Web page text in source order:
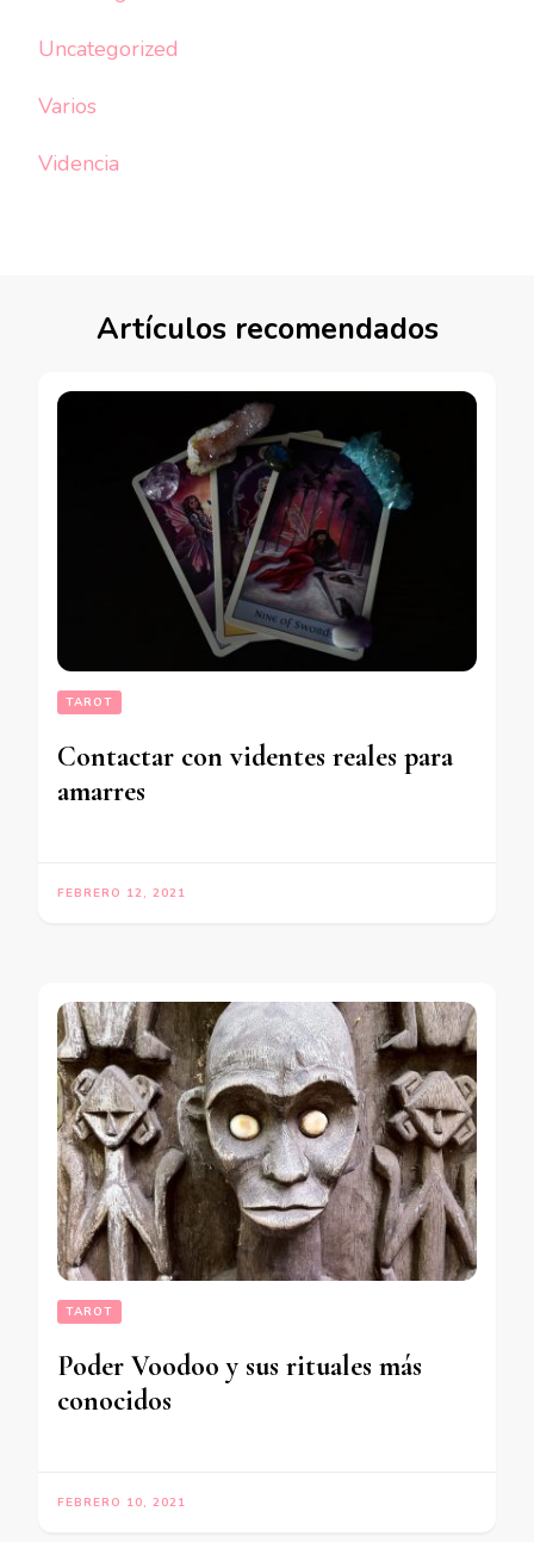
Uncategorized
Varios
Videncia
Artículos recomendados
TAROT
Contactar con videntes reales para
amarres
FEBRERO 12, 2021
TAROT
Poder Voodoo y sus rituales más
conocidos
FEBRERO 10, 2021